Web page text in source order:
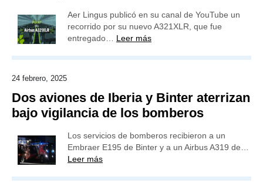
Aer Lingus publicó en su canal de YouTube un
recorrido por su nuevo A321XLR, que fue
entregado… Leer más
24 febrero, 2025
Dos aviones de Iberia y Binter aterrizan
bajo vigilancia de los bomberos
Los servicios de bomberos recibieron a un
Embraer E195 de Binter y a un Airbus A319 de…
Leer más